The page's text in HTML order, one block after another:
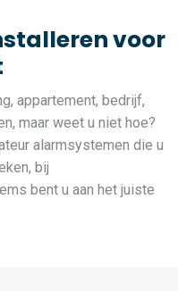
voor
appartement, bedrijf,
maar weet u niet hoe?
alarmsystemen die u
bij
bent u aan het juiste